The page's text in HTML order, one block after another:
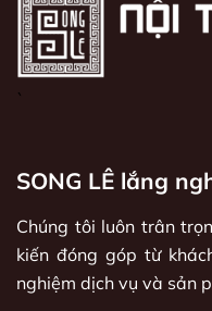
`
SONG LÊ lắng
Chúng tôi luôn trân
kiến đóng góp từ
nghiệm dịch vụ và sản